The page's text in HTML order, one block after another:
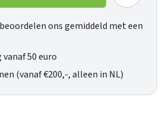
ons gemiddeld met een
50 euro
(vanaf €200,-, alleen in NL)